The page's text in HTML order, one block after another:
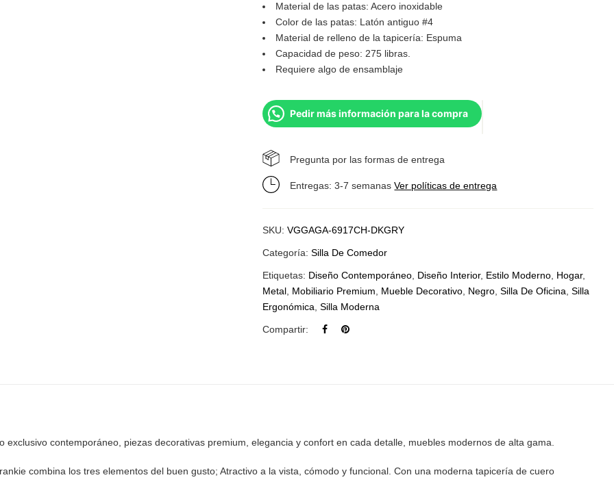
Material de las patas: Acero inoxidable
Color de las patas: Latón antiguo #4
Material de relleno de la tapicería: Espuma
Capacidad de peso: 275 libras.
Requiere algo de ensamblaje
Pedir más información para la compra
Pregunta por las formas de entrega
Entregas: 3-7 semanasVer políticas de entrega
SKU:VGGAGA-6917CH-DKGRY
Categoría:Silla De Comedor
Etiquetas: Diseño Contemporáneo Diseño Interior, Estilo Moderno Hogar,
Metal Mobiliario Premium Mueble Decorativo Negro ,Silla De Oficina ,Silla
Ergonómica ,Silla Moderna
Compartir:
exclusivo contemporáneo, piezas decorativas premium, elegancia y confort en cada detalle, muebles modernos de alta gama.
combina los tres elementos del buen gusto; Atractivo a la vista, cómodo y funcional. Con una moderna tapicería de cuero